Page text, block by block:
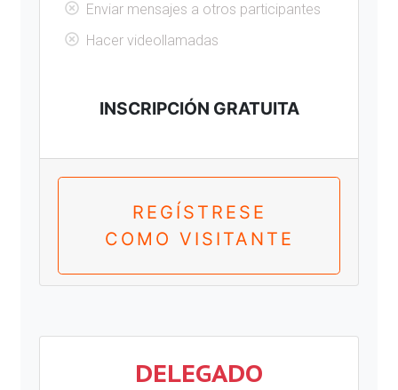
Enviar mensajes a otros participantes
Hacer videollamadas
INSCRIPCIÓN GRATUITA
REGÍSTRESE
COMO VISITANTE
DELEGADO